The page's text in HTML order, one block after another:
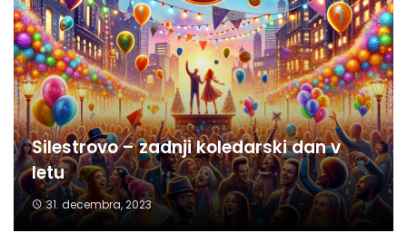
Silestrovo – zadnji koledarski dan v
letu
31. decembra, 2023